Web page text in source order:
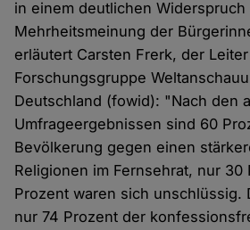
in einem deutlichen Widerspruch
Mehrheitsmeinung der
erläutert Carsten Frerk, der
Forschungsgruppe
Deutschland (fowid): "Nach den
Umfrageergebnissen sind 60
Bevölkerung gegen einen
Religionen im Fernsehrat, nur 30
Prozent waren sich unschlüssig.
nur 74 Prozent der